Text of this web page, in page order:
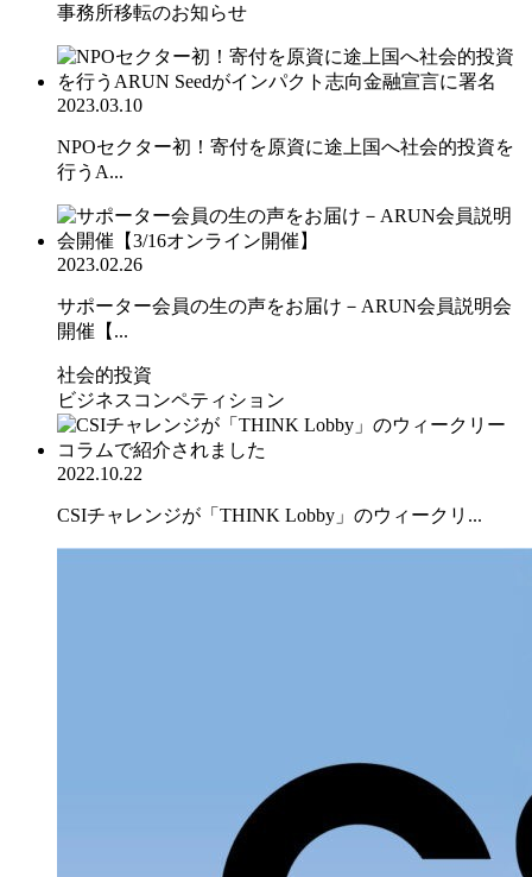
事務所移転のお知らせ
2023.03.10
NPOセクター初！寄付を原資に途上国へ社会的投資を
行うA...
2023.02.26
サポーター会員の生の声をお届け－ARUN会員説明会
開催【...
社会的投資
ビジネスコンペティション
2022.10.22
CSIチャレンジが「THINK Lobby」のウィークリ...